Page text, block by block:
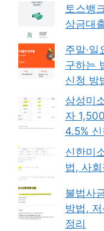
토스뱅
상금대
주말·
구하는
신청 방
삼성미
자
4.5%
신한미
법, 사
불법사
방법, 저
정리